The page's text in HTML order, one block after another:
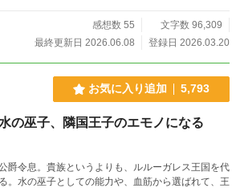
感想数 55
文字数 96,309
最終更新日 2026.06.08
登録日 2026.03.20
お気に入り追加 5,793
の巫子、隣国王子のエモノになる
爵令息。貴族というよりも、ルルーガレス王国を代
。水の巫子としての能力や、血筋から選ばれて、王